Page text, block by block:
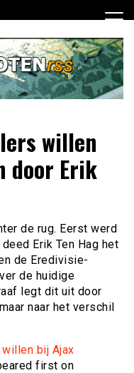
willen
door Erik
de rug. Eerst werd
Erik Ten Hag het
de Eredivisie-
de huidige
legt dit uit door
naar het verschil
willen bij Ajax
first on